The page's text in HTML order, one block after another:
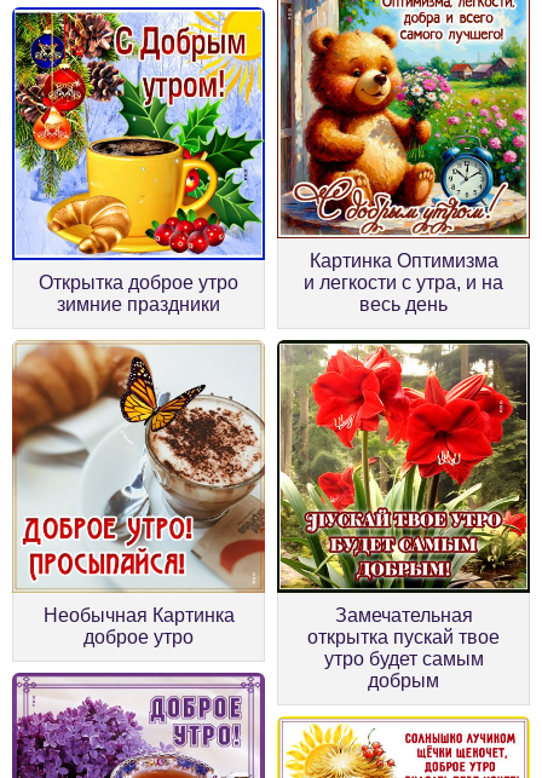
Открытка доброе утро
зимние праздники
Картинка Оптимизма
и легкости с утра, и на
весь день
Необычная Картинка
доброе утро
Замечательная
открытка пускай твое
утро будет самым
добрым